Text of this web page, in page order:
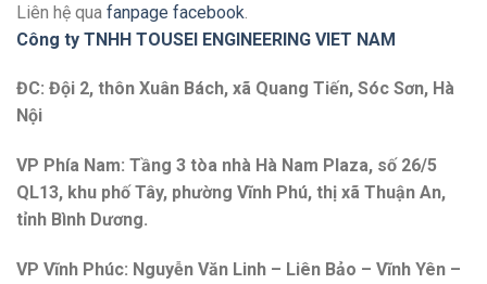
Liên hệ qua fanpage facebook
Công ty TNHH TOUSEI ENGINEERING VIET NAM
ĐC: Đội 2, thôn Xuân Bách, xã Quang Tiến, Sóc Sơn, Hà
Nội
VP Phía Nam: Tầng 3 tòa nhà Hà Nam Plaza, số 26/5
QL13, khu phố Tây, phường Vĩnh Phú, thị xã Thuận An,
tỉnh Bình Dương.
VP Vĩnh Phúc: Nguyễn Văn Linh – Liên Bảo – Vĩnh Yên –